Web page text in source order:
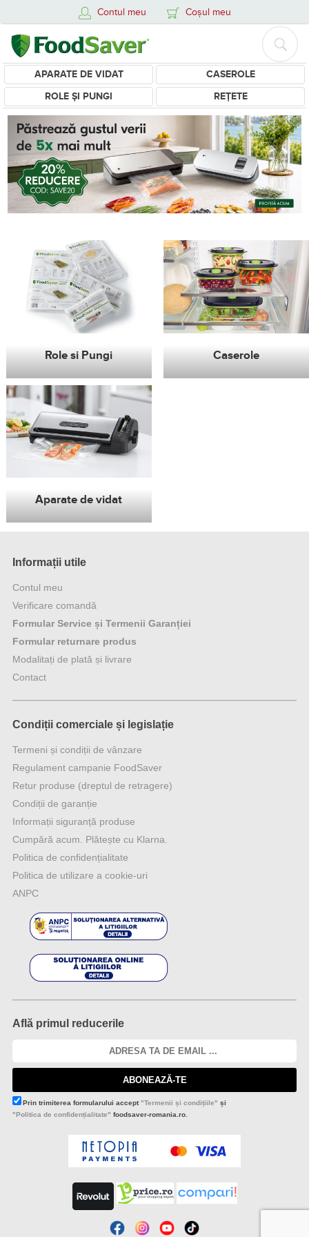
Contul meu Coșul meu
APARATE DE VIDAT
CASEROLE
ROLE ȘI PUNGI
REȚETE
Role si Pungi Caserole
Aparate de vidat
Informații utile
Contul meu
Verificare comandă
Formular Service și Termenii Garanției
Formular returnare produs
Modalitați de plată și livrare
Contact
Condiții comerciale și legislație
Termeni și condiții de vânzare
Regulament campanie FoodSaver
Retur produse (dreptul de retragere)
Condiții de garanție
Informații siguranță produse
Cumpără acum. Plătește cu Klarna.
Politica de confidențialitate
Politica de utilizare a cookie-uri
ANPC
Află primul reducerile
ABONEAZĂ-TE
Prin trimiterea formularului accept"Termenii și condițiile" și
"Politica de confidențialitate" foodsaver-romania.ro.